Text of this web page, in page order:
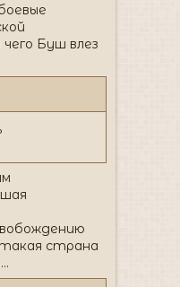
Буш влез
страна